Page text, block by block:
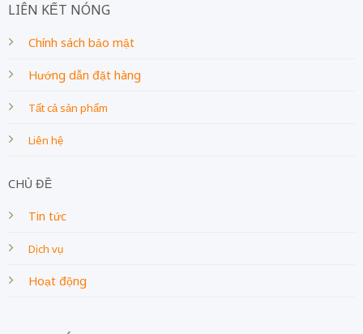
LIÊN KẾT NÓNG
Chính sách bảo mật
Hướng dẫn đặt hàng
Tất cả sản phẩm
Liên hệ
CHỦ ĐỀ
Tin tức
Dịch vụ
Hoạt động